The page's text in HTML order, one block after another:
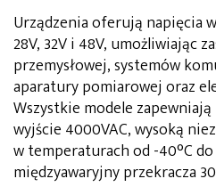
Urządzenia oferują napięcia
28V, 32V i 48V, umożliwiając
przemysłowej, systemów
aparatury pomiarowej oraz
Wszystkie modele
wyjście 4000VAC, wysoką
w temperaturach od -40°C do
międzyawaryjny przekracza